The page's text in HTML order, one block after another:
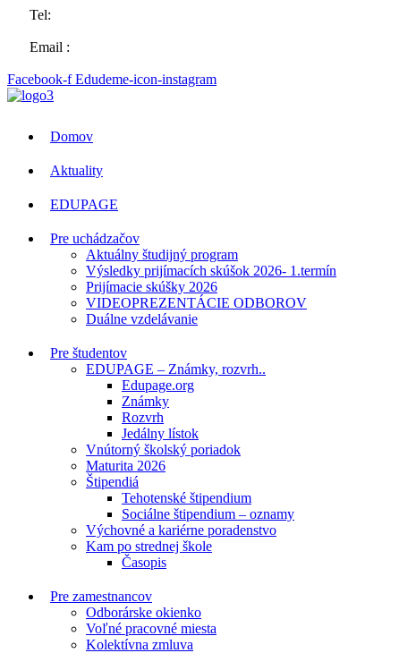
Tel:
Email :
Facebook-f Edudeme-icon-instagram
Domov
Aktuality
EDUPAGE
Pre uchádzačov
Aktuálny študijný program
Výsledky prijímacích skúšok 2026- 1.termín
Prijímacie skúšky 2026
VIDEOPREZENTÁCIE ODBOROV
Duálne vzdelávanie
Pre študentov
EDUPAGE – Známky, rozvrh..
Edupage.org
Známky
Rozvrh
Jedálny lístok
Vnútorný školský poriadok
Maturita 2026
Štipendiá
Tehotenské štipendium
Sociálne štipendium – oznamy
Výchovné a kariérne poradenstvo
Kam po strednej škole
Časopis
Pre zamestnancov
Odborárske okienko
Voľné pracovné miesta
Kolektívna zmluva